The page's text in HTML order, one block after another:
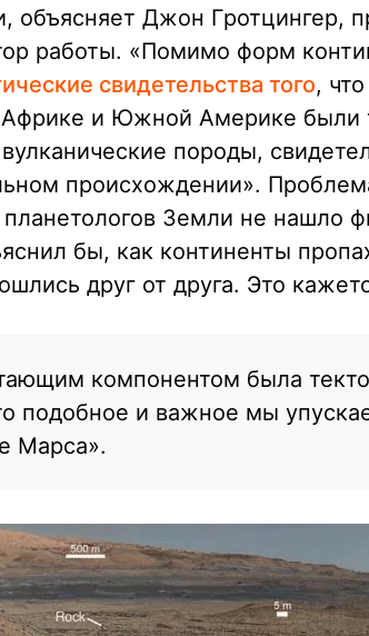
объясняет Джон Гротцингер,
работы. «Помимо форм
свидетельства того,
и Южной Америке были
породы,
происхождении».
Земли не нашло
бы, как континенты
друг от друга. Это
компонентом была
подобное и важное мы
Марса».